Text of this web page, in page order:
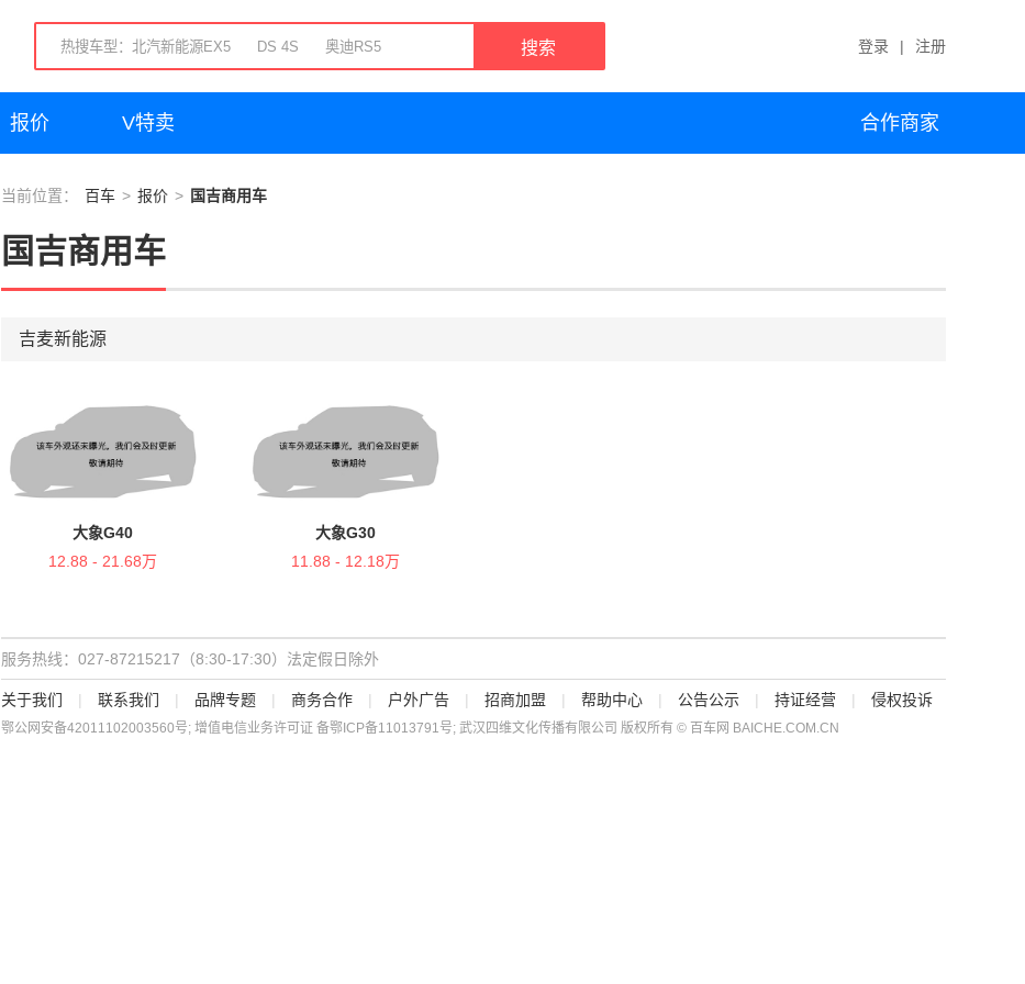
搜索 登录 | 注册
报价 V特卖 合作商家
当前位置： 百车 报价 国吉商用车
国吉商用车
吉麦新能源
大象G40
12.88 - 21.68万
大象G30
11.88 - 12.18万
服务热线：027-87215217（8:30-17:30）法定假日除外
关于我们 | 联系我们 | 品牌专题 | 商务合作 | 户外广告 | 招商加盟 | 帮助中心 | 公告公示 | 持证经营 | 侵权投诉
鄂公网安备42011102003560号; 增值电信业务许可证 备鄂ICP备11013791号; 武汉四维文化传播有限公司 版权所有 © 百车网 BAICHE.COM.CN